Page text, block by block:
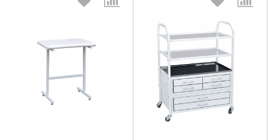
Выберите количество: